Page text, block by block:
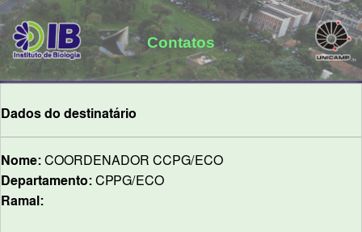
Contatos
Dados do destinatário
Nome:COORDENADOR CCPG/ECO
Departamento:CPPG/ECO
Ramal: